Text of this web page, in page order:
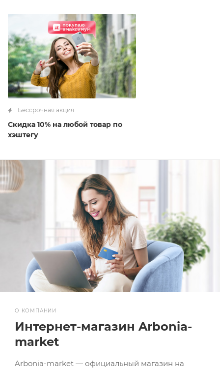
Бессрочная акция
Скидка 10% на любой товар по
хэштегу
О КОМПАНИИ
Интернет-магазин Arbonia-
market
Arbonia-market — официальный магазин на